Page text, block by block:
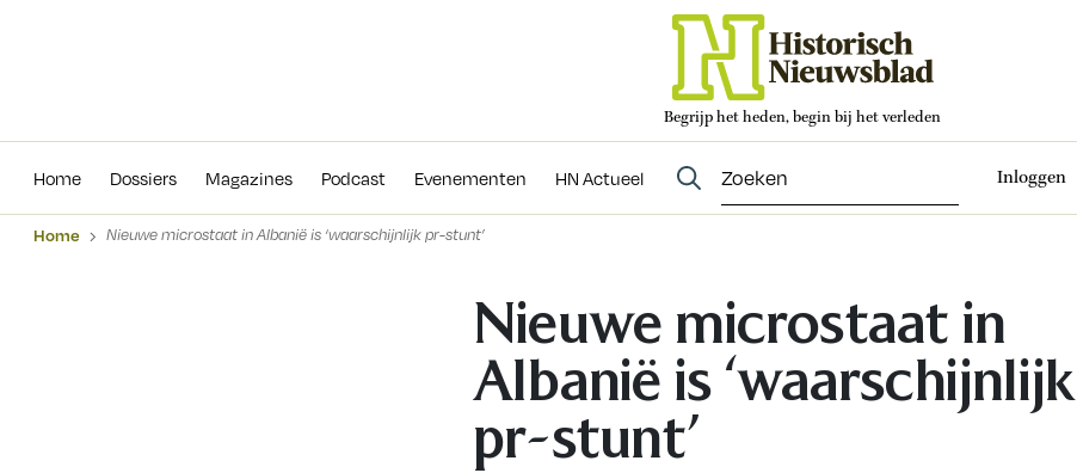
Begrijp het heden, begin bij het verleden
Home Dossiers Magazines Podcast Evenementen HN Actueel Inloggen
Evenementen
Home Nieuwe microstaat in Albanië is ‘waarschijnlijk pr-stunt’
Nieuwe microstaat in
Albanië is ‘waarschijnlijk
pr-stunt’